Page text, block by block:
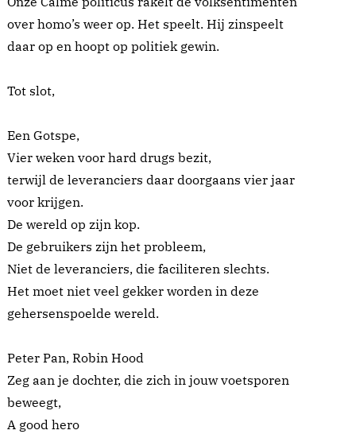
over homo’s weer op. Het speelt. Hij zinspeelt
daar op en hoopt op politiek gewin.
Tot slot,
Een Gotspe,
Vier weken voor hard drugs bezit,
terwijl de leveranciers daar doorgaans vier jaar
voor krijgen.
De wereld op zijn kop.
De gebruikers zijn het probleem,
Niet de leveranciers, die faciliteren slechts.
Het moet niet veel gekker worden in deze
gehersenspoelde wereld.
Peter Pan, Robin Hood
Zeg aan je dochter, die zich in jouw voetsporen
beweegt,
A good hero